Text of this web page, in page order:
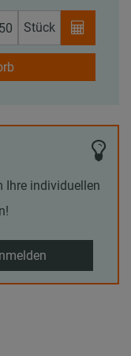
Stück
Ihre individuellen